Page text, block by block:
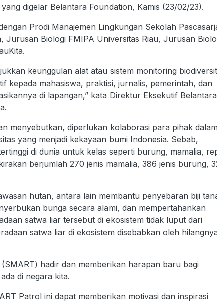
digelar Belantara Foundation, Kamis (23/02/23).
Prodi Manajemen Lingkungan Sekolah
Jurusan Biologi FMIPA Universitas Riau, Jurusan
keunggulan alat atau sistem monitoring
kepada mahasiswa, praktisi, jurnalis, pemerintah, dan
di lapangan,” kata Direktur Eksekutif Belantara
menyebutkan, diperlukan kolaborasi para pihak dalam
yang menjadi kekayaan bumi Indonesia. Sebab,
di dunia untuk kelas seperti burung, mamalia,
berjumlah 270 jenis mamalia, 386 jenis burung,
hutan, antara lain membantu penyebaran biji
bunga secara alami, dan mempertahankan
satwa liar tersebut di ekosistem tidak luput dari
satwa liar di ekosistem disebabkan oleh
hadir dan memberikan harapan baru bagi
di negara kita.
Patrol ini dapat memberikan motivasi dan inspirasi